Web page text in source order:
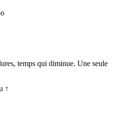
temps qui diminue. Une seule
↑